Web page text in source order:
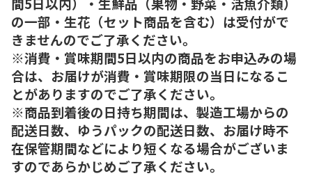
の一部・生花（セット商品を含む）は受付がで
きませんのでご了承ください。
※消費・賞味期間5日以内の商品をお申込みの場
合は、お届けが消費・賞味期限の当日になるこ
とがありますのでご了承ください。
※商品到着後の日持ち期間は、製造工場からの
配送日数、ゆうパックの配送日数、お届け時不
在保管期間などにより短くなる場合がございま
すのであらかじめご了承ください。